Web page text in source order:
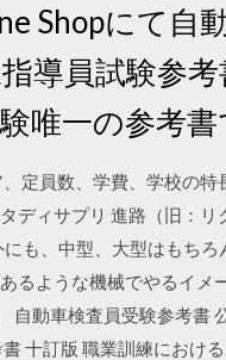
Shopにて自
導員試験参
唯一の参考書
定員数、学費、学校の
ディサプリ 進路（旧：
も、中型、大型はもち
るような機械でやるイ
動車検査員受験参考書
十訂版 職業訓練におけ